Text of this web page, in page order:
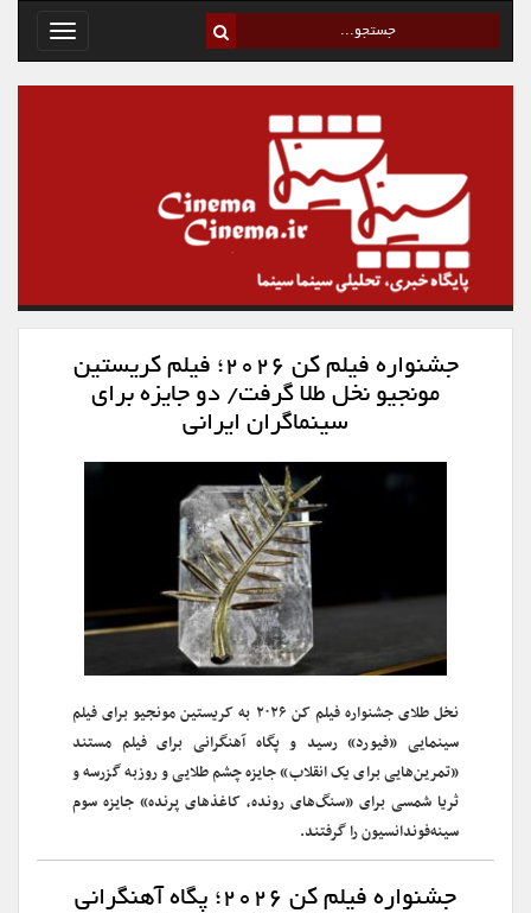
Toggle
جشنواره فیلم کن ۲۰۲۶؛ فیلم کریستین
مونجیو نخل طلا گرفت/ دو جایزه برای
سینماگران ایرانی
نخل طلای جشنواره فیلم کن ۲۰۲۶ به کریستین مونجیو برای فیلم
سینمایی «فیورد» رسید و پگاه آهنگرانی برای فیلم مستند
«تمرین‌هایی برای یک انقلاب» جایزه چشم طلایی و روزبه گزرسه و
ثریا شمسی برای «سنگ‌های رونده، کاغذهای پرنده» جایزه سوم
سینه‌فوندانسیون را گرفتند.
جشنواره فیلم کن ۲۰۲۶؛ پگاه آهنگرانی